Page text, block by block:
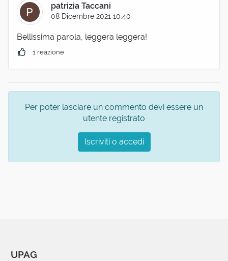
patrizia Taccani
08 Dicembre 2021 10:40
Bellissima parola, leggera leggera!
1 reazione
Per poter lasciare un commento devi essere un
utente registrato
Iscriviti o accedi
UPAG